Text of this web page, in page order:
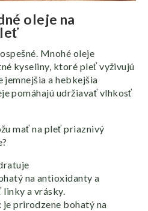
oleje na
Mnohé oleje
kyseliny, ktoré pleť vyživujú
jemnejšia a hebkejšia
pomáhajú udržiavať vlhkosť
mať na pleť priaznivý
na antioxidanty a
linky a vrásky.
je prirodzene bohatý na